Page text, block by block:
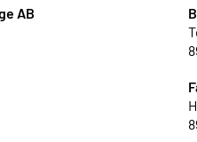
AB